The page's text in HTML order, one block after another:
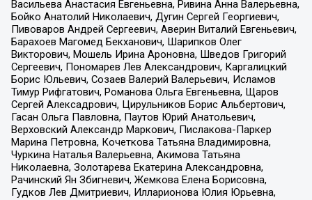
Васильева Анастасия Евгеньевна, Ривина Анна Валерьевна,
Бойко Анатолий Николаевич, Дугин Сергей Георгиевич,
Пивоваров Андрей Сергеевич, Аверин Виталий Евгеньевич,
Барахоев Магомед Бекханович, Шарипков Олег
Викторович, Мошель Ирина Ароновна, Шведов Григорий
Сергеевич, Пономарев Лев Александрович, Каргалицкий
Борис Юльевич, Созаев Валерий Валерьевич, Исламов
Тимур Рифгатович, Романова Ольга Евгеньевна, Щаров
Сергей Алексадрович, Цирульников Борис Альбертович,
Гасан Ольга Павловна, Паутов Юрий Анатольевич,
Верховский Александр Маркович, Пислакова-Паркер
Марина Петровна, Кочеткова Татьяна Владимировна,
Чуркина Наталья Валерьевна, Акимова Татьяна
Николаевна, Золотарева Екатерина Александровна,
Рачинский Ян Збигневич, Жемкова Елена Борисовна,
Гудков Лев Дмитриевич, Илларионова Юлия Юрьевна,